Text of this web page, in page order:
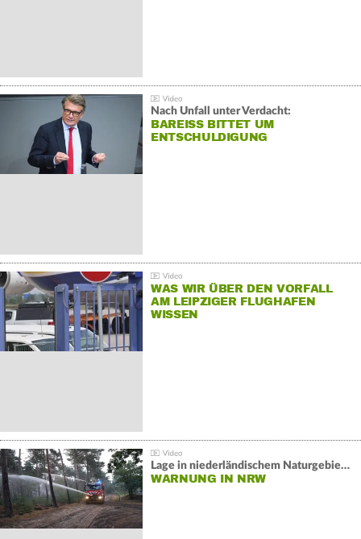
Nach Unfall unter Verdacht:
BAREISS BITTET UM E
NTSCHULDIGUNG
WAS WIR ÜBER DEN VORFALL
AM LEIPZIGER FLUGHAFEN
WISSEN
Lage in niederländischem Naturgebiet stabil
WARNUNG IN NRW